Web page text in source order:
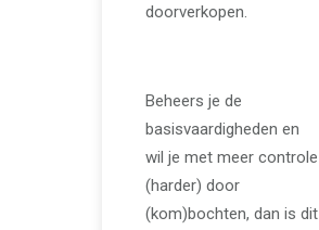
doorverkopen.
Beheers je de
basisvaardigheden en
wil je met meer controle
(harder) door
(kom)bochten, dan is dit